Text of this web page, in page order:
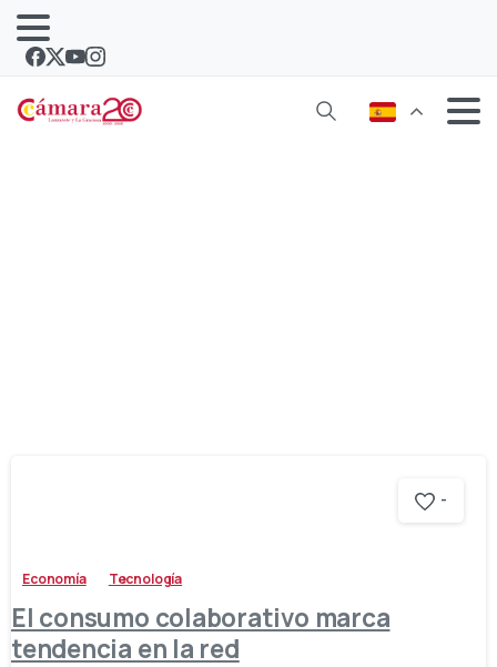
-
Economía Tecnología
El consumo colaborativo marca
tendencia en la red